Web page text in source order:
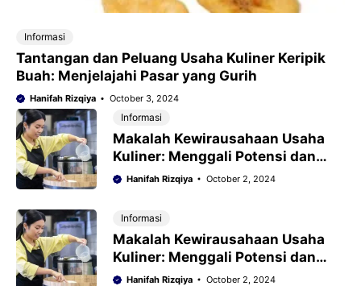
Informasi
Tantangan dan Peluang Usaha Kuliner Keripik
Buah: Menjelajahi Pasar yang Gurih
Hanifah Rizqiya October 3, 2024
Informasi
Makalah Kewirausahaan Usaha
Kuliner: Menggali Potensi dan
Tantangan di Industri Makanan
Hanifah Rizqiya October 2, 2024
Informasi
Makalah Kewirausahaan Usaha
Kuliner: Menggali Potensi dan
Tantangan di Industri Makanan
Hanifah Rizqiya October 2, 2024